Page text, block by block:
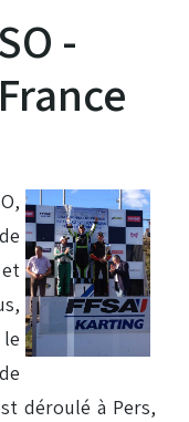
-
déroulé à Pers,